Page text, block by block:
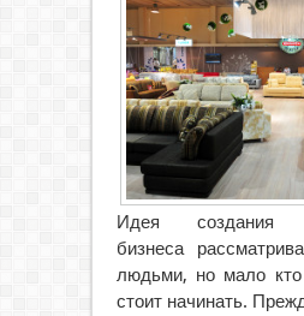
Идея создания
бизнеса
людьми, но мало кто
стоит начинать.